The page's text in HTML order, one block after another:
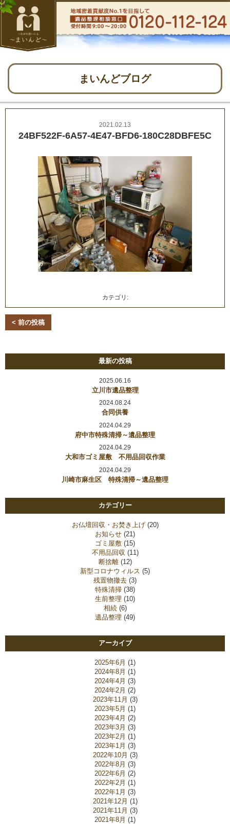
まいんどブログ
2021.02.13
24BF522F-6A57-4E47-BFD6-180C28DBFE5C
カテゴリ:
< 前の投稿
最新の投稿
2025.06.16
立川市遺品整理
2024.08.24
合同供養
2024.04.29
府中市特殊清掃～遺品整理
2024.04.29
大和市ゴミ屋敷 不用品回収作業
2024.04.29
川崎市麻生区 特殊清掃～遺品整理
カテゴリー
お仏壇回収・お焚き上げ(20)
お知らせ (21)
ゴミ屋敷 (15)
不用品回収 (11)
断捨離(12)
新型コロナウィルス (5)
残置物撤去 (3)
特殊清掃 (38)
生前整理 (10)
相続(6)
遺品整理 (49)
アーカイブ
2025年6月 (1)
2024年8月 (1)
2024年4月 (3)
2024年2月 (2)
2023年11月 (3)
2023年5月 (1)
2023年4月 (2)
2023年3月 (3)
2023年2月 (1)
2023年1月 (3)
2022年10月 (3)
2022年8月 (3)
2022年6月 (2)
2022年2月 (1)
2022年1月 (3)
2021年12月 (1)
2021年11月 (3)
2021年8月 (1)